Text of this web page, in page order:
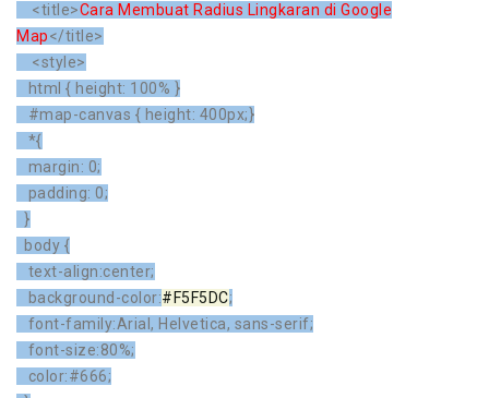
<title>Cara Membuat Radius Lingkaran di Google
Map</title>
<style>
html { height: 100% }
#map-canvas { height: 400px;}
*{
margin: 0;
padding: 0;
}
body {
text-align:center;
background-color:#F5F5DC;
font-family:Arial, Helvetica, sans-serif;
font-size:80%;
color:#666;